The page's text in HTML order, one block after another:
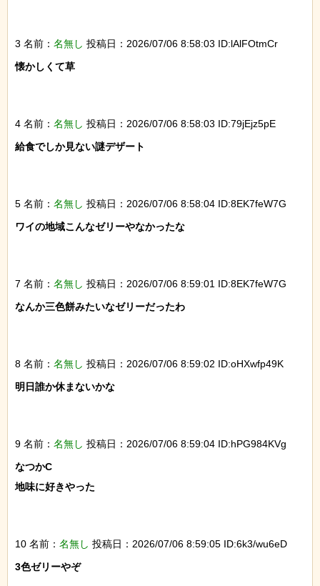
3 名前： 名無し 投稿日：2026/07/06 8:58:03 ID:lAlFOtmCr
懐かしくて草
4 名前： 名無し 投稿日：2026/07/06 8:58:03 ID:79jEjz5pE
給食でしか見ない謎デザート
5 名前： 名無し 投稿日：2026/07/06 8:58:04 ID:8EK7feW7G
ワイの地域こんなゼリーやなかったな
7 名前： 名無し 投稿日：2026/07/06 8:59:01 ID:8EK7feW7G
なんか三色餅みたいなゼリーだったわ
8 名前： 名無し 投稿日：2026/07/06 8:59:02 ID:oHXwfp49K
明日誰か休まないかな
9 名前： 名無し 投稿日：2026/07/06 8:59:04 ID:hPG984KVg
なつかC
地味に好きやった
10 名前： 名無し 投稿日：2026/07/06 8:59:05 ID:6k3/wu6eD
3色ゼリーやぞ